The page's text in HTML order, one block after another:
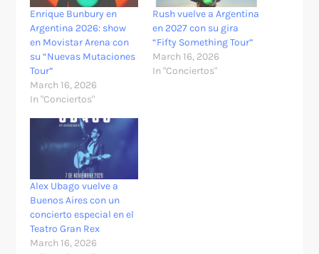
Enrique Bunbury en
Argentina 2026: show
en Movistar Arena con
su “Nuevas Mutaciones
Tour”
March 16, 2026
In "Conciertos"
Rush vuelve a Argentina
en 2027 con su gira
“Fifty Something Tour”
March 16, 2026
In "Conciertos"
Alex Ubago vuelve a
Buenos Aires con un
concierto especial en el
Teatro Gran Rex
March 16, 2026